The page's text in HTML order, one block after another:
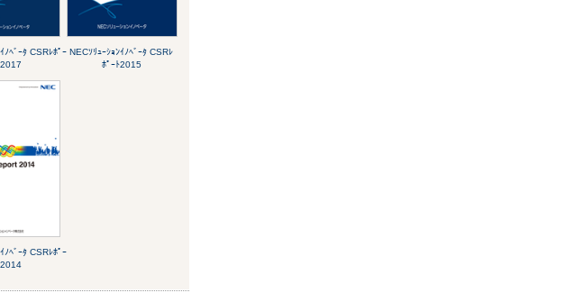
ﾉﾍﾞｰﾀ CSRﾚﾎﾟｰ
2017
NECｿﾘｭｰｼｮﾝｲﾉﾍﾞｰﾀ CSRﾚ
ﾎﾟｰﾄ2015
ﾉﾍﾞｰﾀ CSRﾚﾎﾟｰ
2014